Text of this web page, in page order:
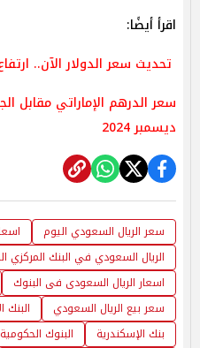
اقرأ أيضًا:
تحديث سعر الدولار الآن..
ديسمبر 2024
سعر الريال السعودي اليوم
الريال السعودي في البنك المركزي
اسعار الريال السعودى فى البنوك
سعر بيع الريال السعودي
بنك الإسكندرية
البنوك الحكومية